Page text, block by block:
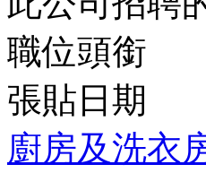
職位頭銜
張貼日期
廚房及洗衣